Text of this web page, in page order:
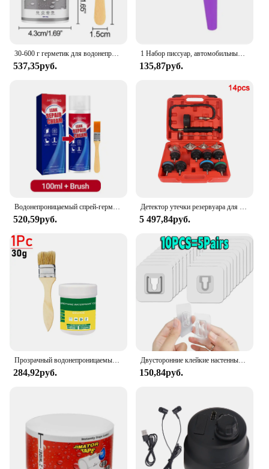
30-600 г герметик для водонепроницаемого покрытия, прозрачное водостойкое покрытие, полиуретановый водонепроницаемый герметик, герметичный, водонепроницаемый
537,35руб.
1 Набор писсуар, автомобильный писсуар, дорожный портативный многоразовый Писсуар для улицы, кемпинга, туалет, утечка мочи
135,87руб.
Водонепроницаемый спрей-герметик для ремонта утечек, сверхсильное склеивание, инструмент для ремонта бытовых уплотнений, мощный герметик, жидкое покрытие-спрей
520,59руб.
Детектор утечки резервуара для воды, инструмент, тестер давления радиатора, вакуумный тип системы охлаждения, тест системы охлаждения, манометр давления резервуара для воды автомобиля
5 497,84руб.
Прозрачный водонепроницаемый герметик для покрытия, утечка стен, восстанавливающий материал, невидимый клей для утечки крыши, трещин, просачивание 30/100/300 г
284,92руб.
Двусторонние клейкие настенные крючки, вешалка, прочные прозрачные присоски, крючки-присоски для кухни, ванной комнаты, держатели для розетки
150,84руб.